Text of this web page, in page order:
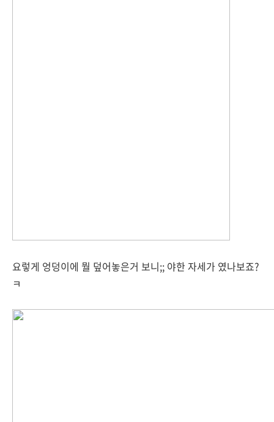
요렇게 엉덩이에 뭘 덮어놓은거 보니;; 야한 자세가 였나보죠?
ㅋ